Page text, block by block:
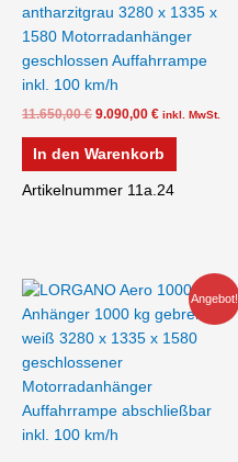
antharzitgrau 3280 x 1335 x
1580 Motorradanhänger
geschlossen Auffahrrampe
inkl. 100 km/h
11.650,00€ 9.090,00 € inkl. MwSt.
In den Warenkorb
Artikelnummer 11a.24
Angebot!
Ursprünglicher
war:
11.240,00 €
Aktueller
Preis
ist:
8.490,00 €.